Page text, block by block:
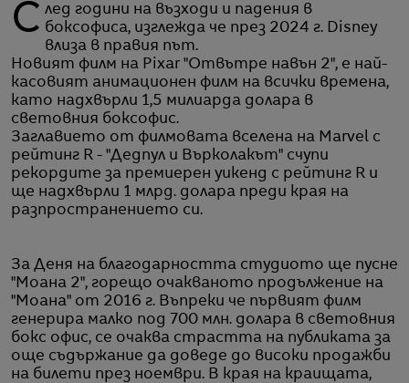
След години на възходи и падения в боксофиса, изглежда че през 2024 г. Disney
влиза в правия път.
Новият филм на Pixar "Отвътре навън 2", е най-
касовият анимационен филм на всички времена,
като надхвърли 1,5 милиарда долара в
световния боксофис.
Заглавието от филмовата вселена на Marvel с
рейтинг R - "Дедпул и Върколакът" счупи
рекордите за премиерен уикенд с рейтинг R и
ще надхвърли 1 млрд. долара преди края на
разпространението си.
За Деня на благодарността студиото ще пусне
"Моана 2", горещо очакваното продължение на
"Моана" от 2016 г. Въпреки че първият филм
генерира малко под 700 млн. долара в световния
бокс офис, се очаква страстта на публиката за
още съдържание да доведе до високи продажби
на билети през ноември. В края на краищата,